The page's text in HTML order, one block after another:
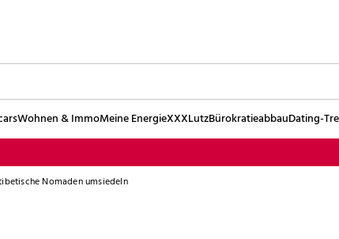
Wohnen & ImmoMeine EnergieXXXLutzBürokratieabbauDating-
Nomaden umsiedeln